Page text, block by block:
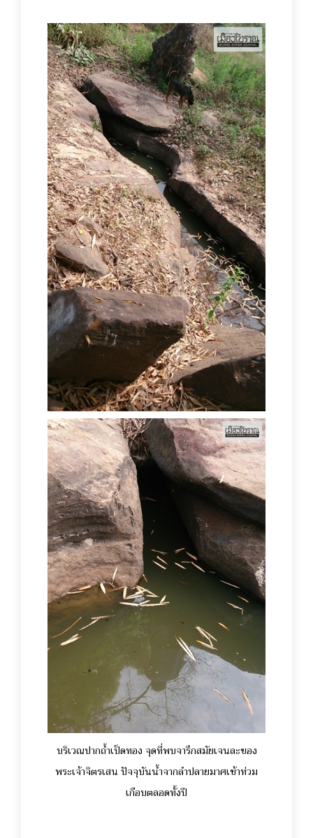
บริเวณปากถ้ำเป็ดทอง จุดที่พบจารึกสมัยเจนละของ
พระเจ้าจิตรเสน ปัจจุบันน้ำจากลำปลายมาศเข้าท่วม
เกือบตลอดทั้งปี